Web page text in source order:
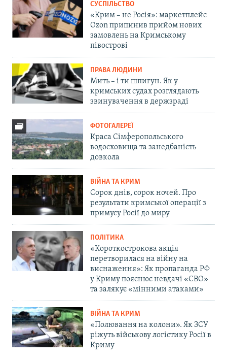
СУСПІЛЬСТВО
«Крим – не Росія»: маркетплейс
Ozon припинив прийом нових
замовлень на Кримському
півострові
ПРАВА ЛЮДИНИ
Мить – і ти шпигун. Як у
кримських судах розглядають
звинувачення в держзраді
ФОТОГАЛЕРЕЇ
Краса Сімферопольського
водосховища та занедбаність
довкола
ВІЙНА ТА КРИМ
Сорок днів, сорок ночей. Про
результати кримської операції з
примусу Росії до миру
ПОЛІТИКА
«Короткострокова акція
перетворилася на війну на
виснаження»: Як пропаганда РФ
у Криму пояснює невдачі «СВО»
та залякує «мінними атаками»
ВІЙНА ТА КРИМ
«Полювання на колони». Як ЗСУ
ріжуть військову логістику Росії в
Криму